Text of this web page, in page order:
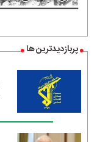
پربازدیدترین ها